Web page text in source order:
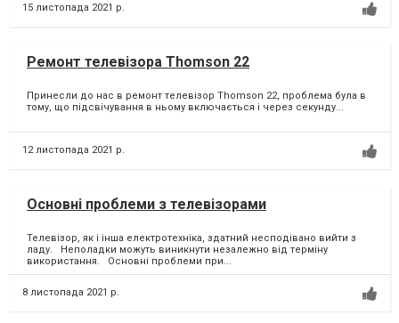
15 листопада 2021 р.
Ремонт телевізора Thomson 22
Принесли до нас в ремонт телевізор Thomson 22, проблема була в
тому, що підсвічування в ньому включається і через секунду...
12 листопада 2021 р.
Основні проблеми з телевізорами
Телевізор, як і інша електротехніка, здатний несподівано вийти з
ладу. Неполадки можуть виникнути незалежно від терміну
використання. Основні проблеми при...
8 листопада 2021 р.